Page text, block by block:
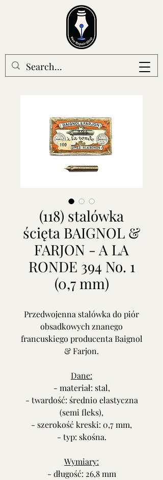
(118) stalówka
ścięta BAIGNOL &
FARJON - A LA
RONDE 394 No. 1
(0,7 mm)
Przedwojenna stalówka do piór
obsadkowych znanego
francuskiego producenta Baignol
& Farjon.
Dane:
- materiał: stal,
- twardość: średnio elastyczna
(semi fleks),
- szerokość kreski: 0,7 mm,
- typ: skośna.
Wymiary:
- długość: 26,8 mm